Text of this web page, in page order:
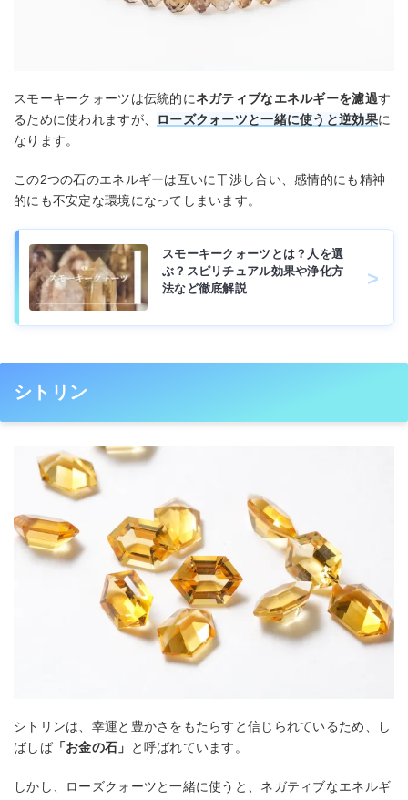
スモーキークォーツは伝統的にネガティブなエネルギーを濾過す
るために使われますが、
ローズクォーツと一緒に使うと逆効果に
なります。
この2つの石のエネルギーは互いに干渉し合い、感情的にも精神
的にも不安定な環境になってしまいます。
スモーキークォーツとは？人を選
ぶ？スピリチュアル効果や浄化方
法など徹底解説
シトリン
シトリンは、幸運と豊かさをもたらすと信じられているため、し
ばしば「お金の石」 と呼ばれています。
しかし、ローズクォーツと一緒に使うと、ネガティブなエネルギ